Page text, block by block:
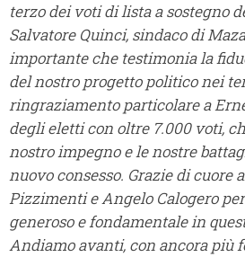
terzo dei voti di lista a sostegno
Salvatore Quinci, sindaco di
importante che testimonia la
del nostro progetto politico nei
ringraziamento particolare a
degli eletti con oltre 7.000 voti,
nostro impegno e le nostre
nuovo consesso. Grazie di cuore
Pizzimenti e Angelo Calogero
generoso e fondamentale in
Andiamo avanti, con ancora più